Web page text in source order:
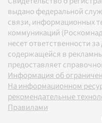
выдано федеральной
связи, информационных
коммуникаций
несет ответственности
содержащейся в
предоставляет
Информация об
На информационном
рекомендательные
Правилами